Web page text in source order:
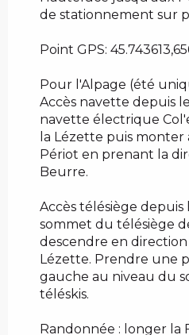
de stationnement sur
Point GPS:
Pour l'Alpage (été
Accès navette depuis
navette électrique
la Lézette puis monter
Périot en prenant la
Beurre.
Accès télésiège depuis
sommet du télésiège
descendre en
Lézette. Prendre une
gauche au niveau du
téléskis.
Randonnée : longer la